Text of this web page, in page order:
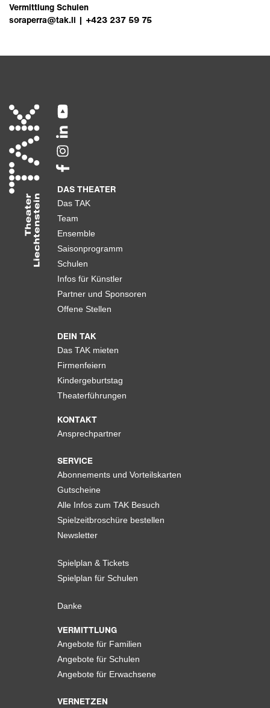
Vermittlung Schulen
soraperra@tak.li
+423 237 59 75
DAS THEATER
Das TAK
Team
Ensemble
Saisonprogramm
Schulen
Infos für Künstler
Partner und Sponsoren
Offene Stellen
DEIN TAK
Das TAK mieten
Firmenfeiern
Kindergeburtstag
Theaterführungen
KONTAKT
Ansprechpartner
SERVICE
Abonnements und Vorteilskarten
Gutscheine
Alle Infos zum TAK Besuch
Spielzeitbroschüre bestellen
Newsletter
Spielplan & Tickets
Spielplan für Schulen
Danke
VERMITTLUNG
Angebote für Familien
Angebote für Schulen
Angebote für Erwachsene
VERNETZEN